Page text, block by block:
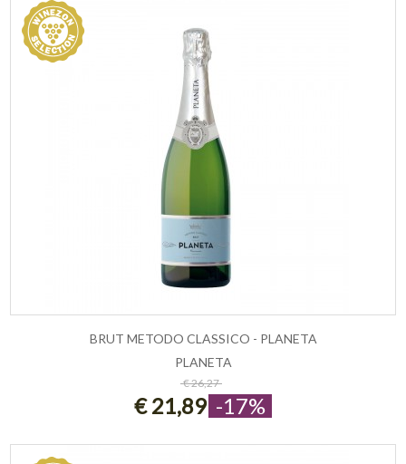
ESAURITO
BRUT METODO CLASSICO - PLANETA
PLANETA
€ 26,27
€ 21,89 -17%